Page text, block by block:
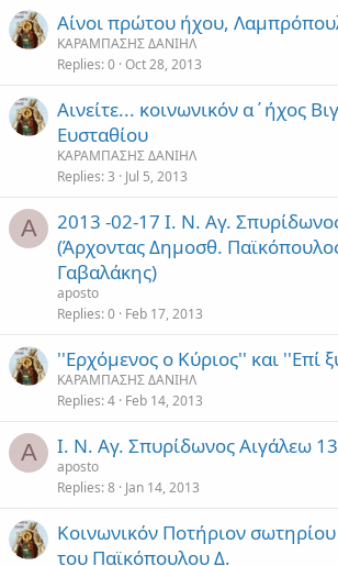
Αίνοι πρώτου ήχου,
ΚΑΡΑΜΠΑΣΗΣ ΔΑΝΙΗΛ
Replies 0 Oct 28, 2013
Αινείτε... κοινωνικόν α΄ήχος
Ευσταθίου
ΚΑΡΑΜΠΑΣΗΣ ΔΑΝΙΗΛ
Replies 3 Jul 5, 2013
A
2013 -02-17 Ι. Ν. Αγ.
(Άρχοντας Δημοσθ.
Γαβαλάκης)
aposto
Replies 0 Feb 17, 2013
''Ερχόμενος ο Κύριος'' και ''Επί
ΚΑΡΑΜΠΑΣΗΣ ΔΑΝΙΗΛ
Replies 4 Feb 14, 2013
A Ι. Ν. Αγ. Σπυρίδωνος Αιγάλεω
aposto
Replies 8 Jan 14, 2013
Κοινωνικόν Ποτήριον
του Παϊκόπουλου Δ.